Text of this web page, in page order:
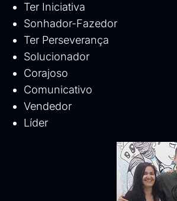
Ter Iniciativa
Sonhador-Fazedor
Ter Perseverança
Solucionador
Corajoso
Comunicativo
Vendedor
Líder